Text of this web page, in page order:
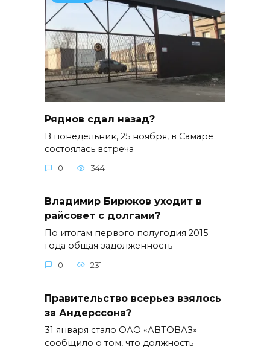
Ряднов сдал назад?
В понедельник, 25 ноября, в Самаре
состоялась встреча
0 344
Владимир Бирюков уходит в
райсовет с долгами?
По итогам первого полугодия 2015
года общая задолженность
0 231
Правительство всерьез взялось
за Андерссона?
31 января стало ОАО «АВТОВАЗ»
сообщило о том, что должность